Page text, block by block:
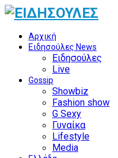
Αρχική
Ειδησούλες News
Ειδησούλες
Live
Gossip
Showbiz
Fashion show
G Sexy
Γυναίκα
Lifestyle
Media